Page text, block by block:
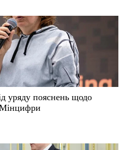
уряду пояснень щодо
Мінцифри